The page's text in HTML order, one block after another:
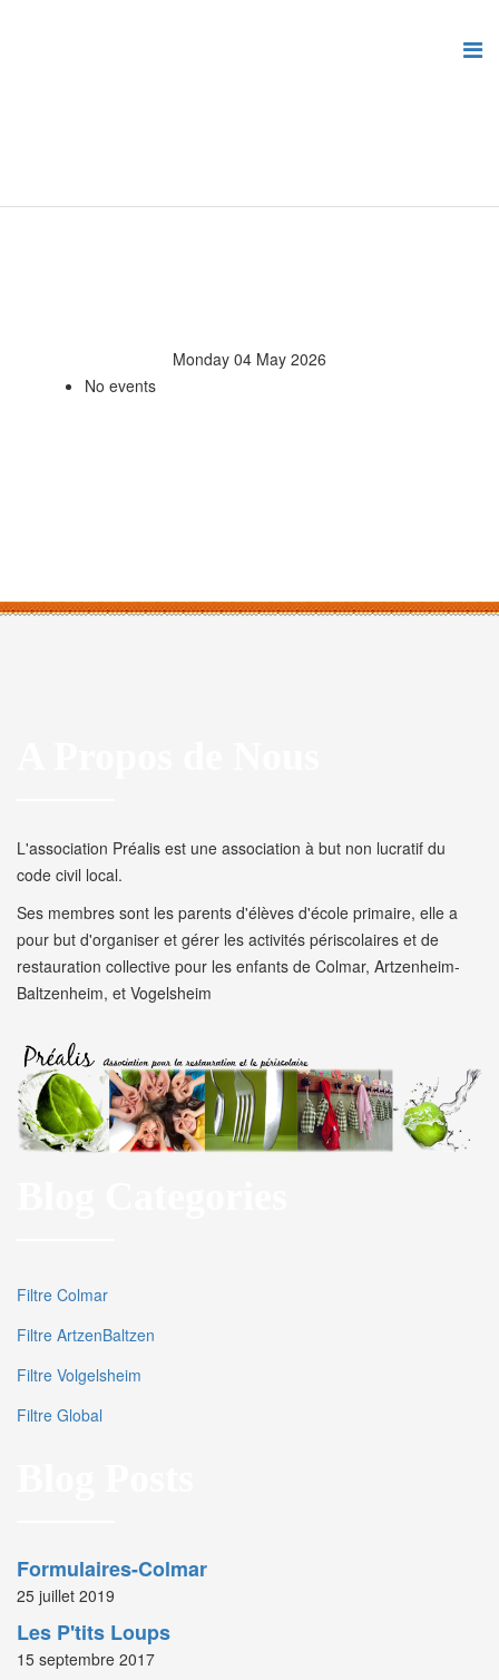
Monday 04 May 2026
No events
L'association Préalis est une association à but non lucratif du
code civil local.
Ses membres sont les parents d'élèves d'école primaire, elle a
pour but d'organiser et gérer les activités périscolaires et de
restauration collective pour les enfants de Colmar, Artzenheim-
Baltzenheim, et Vogelsheim
Filtre Colmar
Filtre ArtzenBaltzen
Filtre Volgelsheim
Filtre Global
Formulaires-Colmar
25 juillet 2019
Les P'tits Loups
15 septembre 2017